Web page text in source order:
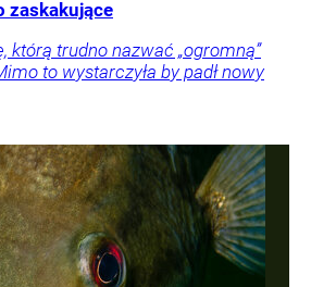
zaskakujące
którą trudno nazwać „ogromną”
to wystarczyła by padł nowy